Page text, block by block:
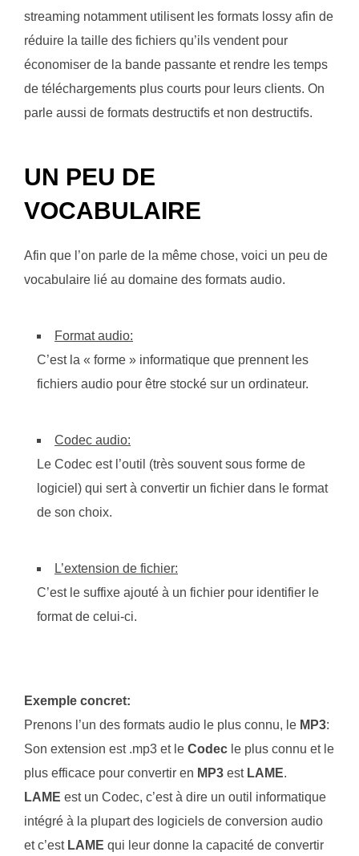
streaming notamment utilisent les formats lossy afin de
réduire la taille des fichiers qu’ils vendent pour
économiser de la bande passante et rendre les temps
de téléchargements plus courts pour leurs clients. On
parle aussi de formats destructifs et non destructifs.
UN PEU DE
VOCABULAIRE
Afin que l’on parle de la même chose, voici un peu de
vocabulaire lié au domaine des formats audio.
Format audio:
C’est la « forme » informatique que prennent les
fichiers audio pour être stocké sur un ordinateur.
Codec audio:
Le Codec est l’outil (très souvent sous forme de
logiciel) qui sert à convertir un fichier dans le format
de son choix.
L’extension de fichier:
C’est le suffixe ajouté à un fichier pour identifier le
format de celui-ci.
Exemple concret:
Prenons l’un des formats audio le plus connu, le MP3:
Son extension est .mp3 et le Codec le plus connu et le
plus efficace pour convertir en MP3 est LAME.
LAME est un Codec, c’est à dire un outil informatique
intégré à la plupart des logiciels de conversion audio
et c’est LAME qui leur donne la capacité de convertir